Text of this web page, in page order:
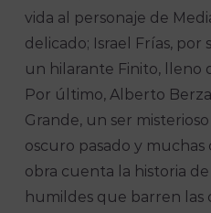
vida al personaje de
delicado; Israel Frías,
un hilarante Finito, lleno
Por último, Alberto
Grande, un ser
oscuro pasado y muchas
obra cuenta la historia
humildes que barren las